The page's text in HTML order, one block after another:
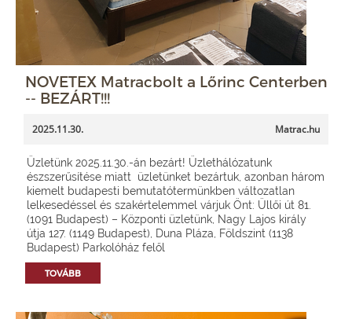
NOVETEX Matracbolt a Lőrinc Centerben
-- BEZÁRT!!!
2025.11.30. Matrac.hu
Üzletünk 2025.11.30.-án bezárt! Üzlethálózatunk
észszerűsítése miatt üzletünket bezártuk, azonban három
kiemelt budapesti bemutatótermünkben változatlan
lelkesedéssel és szakértelemmel várjuk Önt: Üllői út 81.
(1091 Budapest) – Központi üzletünk, Nagy Lajos király
útja 127. (1149 Budapest), Duna Pláza, Földszint (1138
Budapest) Parkolóház felől
TOVÁBB